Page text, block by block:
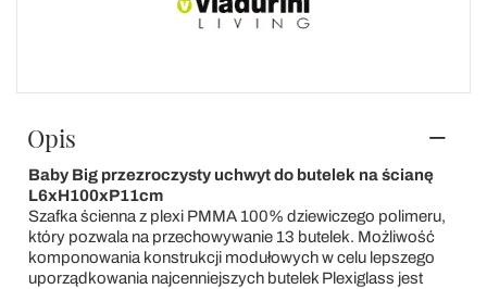
Opis
Baby Big przezroczysty uchwyt do butelek na ścianę
L6xH100xP11cm
Szafka ścienna z plexi PMMA 100% dziewiczego polimeru,
który pozwala na przechowywanie 13 butelek. Możliwość
komponowania konstrukcji modułowych w celu lepszego
uporządkowania najcenniejszych butelek Plexiglass jest